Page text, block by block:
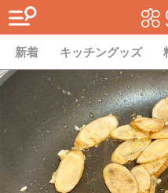
新着 キッチングッズ